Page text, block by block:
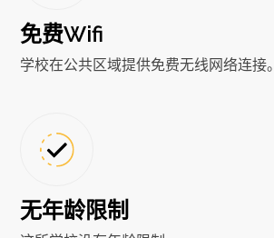
免费Wifi
学校在公共区域提供免费无线网络连接。
无年龄限制